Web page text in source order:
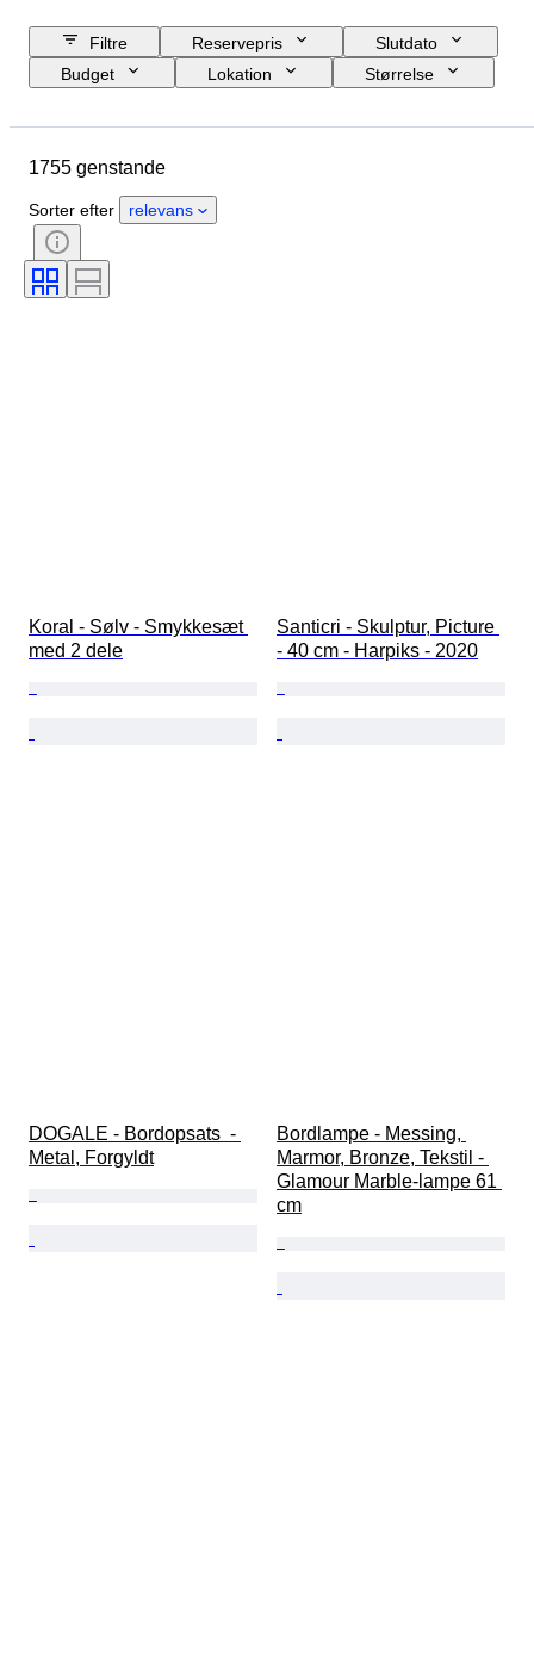
Filtre Reservepris
Slutdato
Budget
Lokation
Størrelse
Køn
Certificering
Teknik
Signatur
Farve
Original/ kopi
1755 genstande
Sorter efter relevans
Koral - Sølv - Smykkesæt
med 2 dele
Santicri - Skulptur, Picture
- 40 cm - Harpiks - 2020
DOGALE - Bordopsats  -
Metal, Forgyldt
Bordlampe - Messing,
Marmor, Bronze, Tekstil -
Glamour Marble-lampe 61
cm